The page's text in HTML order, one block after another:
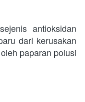
antioksidan
dari kerusakan
paparan polusi